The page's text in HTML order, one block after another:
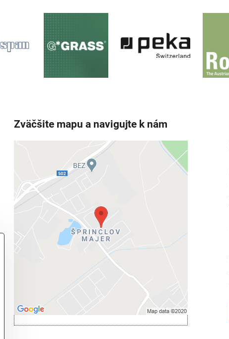
Zväčšite mapu a navigujte k nám
Externý obsah je blokovaný
Prajete si načítať externý obsah?
Povoliť tentokrát
Povoliť a zapamätať - súhlas s druhom
cookie: Funkčné
Otvoriť obsah v novom okne